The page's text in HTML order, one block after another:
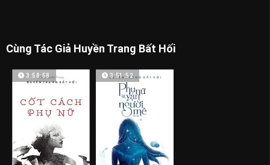
Cùng Tác Giả Huyền Trang Bất Hối
3:58:58 3:51:52